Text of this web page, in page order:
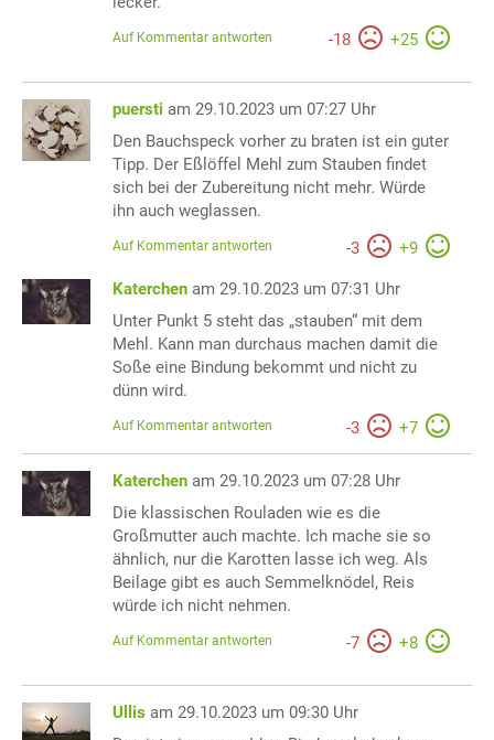
-18 +25
Auf Kommentar antworten
puersti am 29.10.2023 um 07:27 Uhr
Den Bauchspeck vorher zu braten ist ein guter
Tipp. Der Eßlöffel Mehl zum Stauben findet
sich bei der Zubereitung nicht mehr. Würde
ihn auch weglassen.
-3 +9
Auf Kommentar antworten
Katerchen am 29.10.2023 um 07:31 Uhr
Unter Punkt 5 steht das „stauben“ mit dem
Mehl. Kann man durchaus machen damit die
Soße eine Bindung bekommt und nicht zu
dünn wird.
-3 +7
Auf Kommentar antworten
Katerchen am 29.10.2023 um 07:28 Uhr
Die klassischen Rouladen wie es die
Großmutter auch machte. Ich mache sie so
ähnlich, nur die Karotten lasse ich weg. Als
Beilage gibt es auch Semmelknödel, Reis
würde ich nicht nehmen.
-7 +8
Auf Kommentar antworten
Ullis am 29.10.2023 um 09:30 Uhr